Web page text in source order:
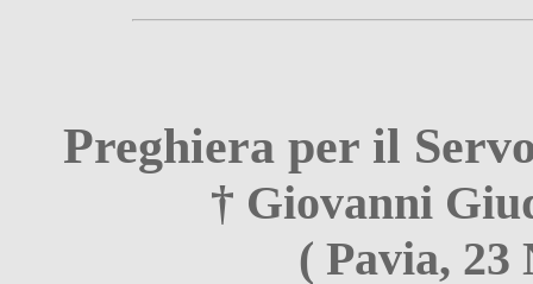
Preghiera per il
† Giovanni
( Pavia, 23